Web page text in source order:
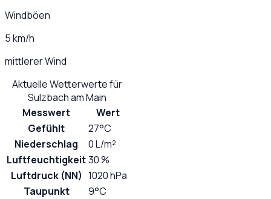
Windböen
5 km/h
mittlerer Wind
Aktuelle Wetterwerte für
Sulzbach am Main
Messwert
Wert
Gefühlt
27°C
Niederschlag
0 L/m²
Luftfeuchtigkeit30 %
Luftdruck (NN) 1020 hPa
Taupunkt
9°C